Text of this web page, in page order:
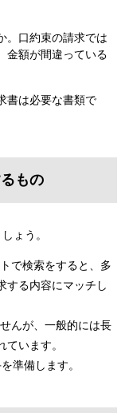
。口約束の請求では
金額が間違っている
書は必要な書類で
もの
ょう。
で検索をすると、多
する内容にマッチし
んが、一般的には長
います。
準備します。